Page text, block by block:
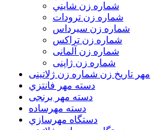
شماره زن شايني
شماره زن ترودات
شماره زن سيرداس
شماره زن تراکس
شماره زن آلمانی
شماره زن ژاپنی
مهر تاریخ زن شماره زن ژلاتینی
دسته مهر فانتزي
دسته مهر برنجی
دسته مهرساده
دستگاه مهرسازي